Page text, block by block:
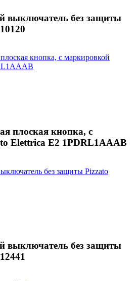
выключатель без защиты
плоская кнопка, c
Elettrica E2 1PDRL1AAAB
выключатель без защиты